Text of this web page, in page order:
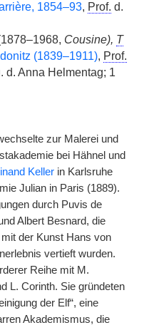
1854–93, Prof. d.
Cousine), T
(1839–1911), Prof.
d. Anna Helmentag; 1
zur Malerei und
bei Hähnel und
Keller in Karlsruhe
Julian in Paris (1889).
durch Puvis de
Albert Besnard, die
der Kunst Hans von
vertieft wurden.
Reihe mit M.
L. Corinth. Sie gründeten
der Elf“, eine
Akademismus, die